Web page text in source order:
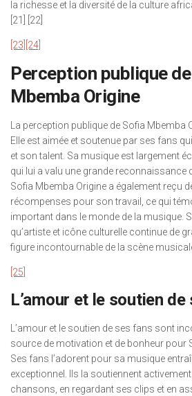
la richesse et la diversité de la culture
[21] [22]
[23] [24]
Perception publique
Mbemba Origine
La perception publique de Sofia Mbemba
Elle est aimée et soutenue par ses fans
et son talent. Sa musique est largement
qui lui a valu une grande reconnaissance
Sofia Mbemba Origine a également reçu
récompenses pour son travail, ce qui
important dans le monde de la musique.
qu’artiste et icône culturelle continue de
figure incontournable de la scène
[25]
L’amour et le soutien
L’amour et le soutien de ses fans sont
source de motivation et de bonheur pour
Ses fans l’adorent pour sa musique
exceptionnel. Ils la soutiennent
chansons, en regardant ses clips et en